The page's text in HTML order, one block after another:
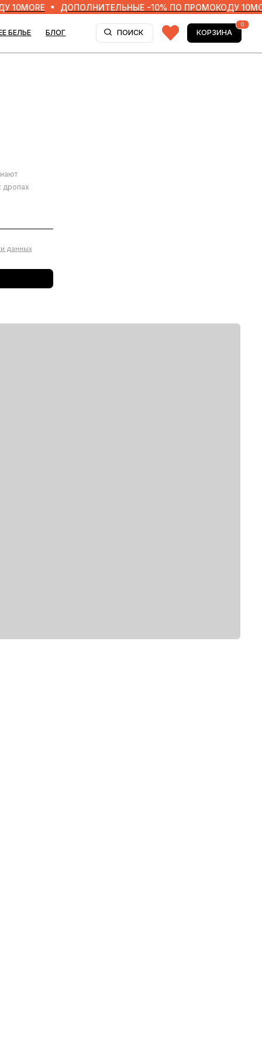
ДОПОЛНИТЕЛЬНЫЕ -10% ПО ПРОМОКОДУ 10MORE
ПОИСК КОРЗИНА
данных